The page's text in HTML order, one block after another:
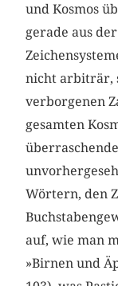
und Kosmos
gerade aus
nicht arbiträr,
verborgenen
gesamten
Wörtern, den
auf, wie man
»Birnen und